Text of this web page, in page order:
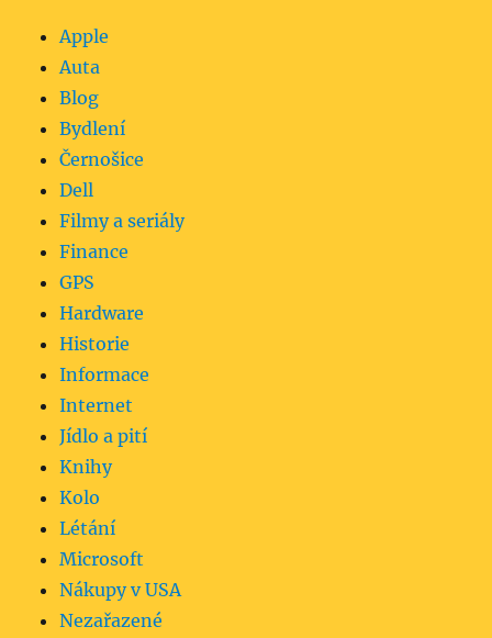
Apple
Auta
Blog
Bydlení
Černošice
Dell
Filmy a seriály
Finance
GPS
Hardware
Historie
Informace
Internet
Jídlo a pití
Knihy
Kolo
Létání
Microsoft
Nákupy v USA
Nezařazené